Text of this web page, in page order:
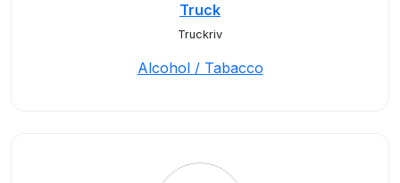
Truck
Truckriv
Alcohol / Tabacco